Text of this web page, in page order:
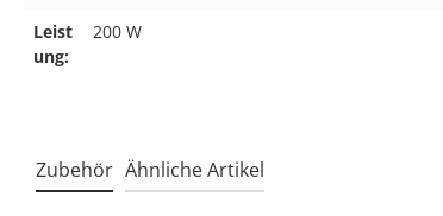
Leist
ung:
200 W
Zubehör Ähnliche Artikel